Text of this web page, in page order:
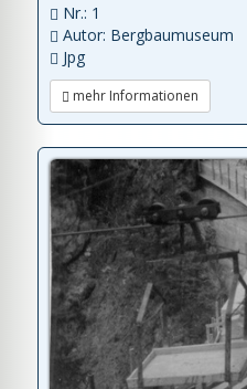
Nr.: 1
Autor: Bergbaumuseum
Jpg
mehr Informationen